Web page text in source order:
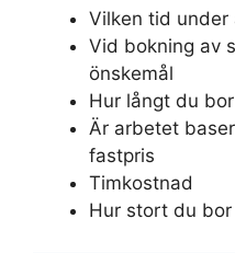
Vilken tid
Vid bokning av
önskemål
Hur långt du
Är arbetet
fastpris
Timkostnad
Hur stort du bor